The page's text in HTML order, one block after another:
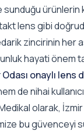
ürünlerin
lens gibi
zincirinin her
hayati önem
onaylı lens
de nihai
olarak,
bu güvenceyi